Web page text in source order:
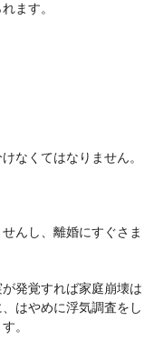
ます。
なくてはなりません。
んし、離婚にすぐさま
発覚すれば家庭崩壊は
はやめに浮気調査をし
。